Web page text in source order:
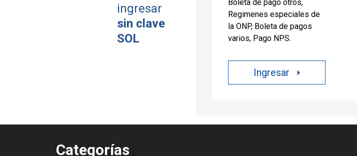
ingresar
sin clave
SOL
Boleta de pago otros,
Regimenes especiales de
la ONP, Boleta de pagos
varios, Pago NPS.
Ingresar
Categorías